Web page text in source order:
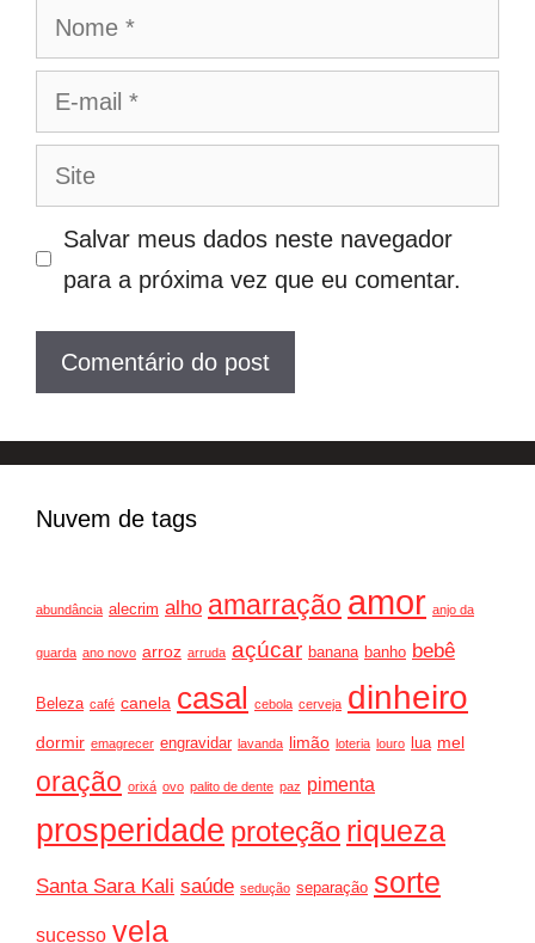
Nome
E-
mail
Site
Salvar meus dados neste navegador
para a próxima vez que eu comentar.
Nuvem de tags
abundância alecrim alho amarração amor anjo da
guarda ano novo arroz arruda açúcar banana banho bebê
Beleza café canela casal cebola cerveja dinheiro
dormir emagrecer engravidar lavanda limão loteria louro lua mel
oração orixá ovo palito de dente paz pimenta
prosperidade proteção riqueza
Santa Sara Kali saúde sedução separação sorte
sucesso vela